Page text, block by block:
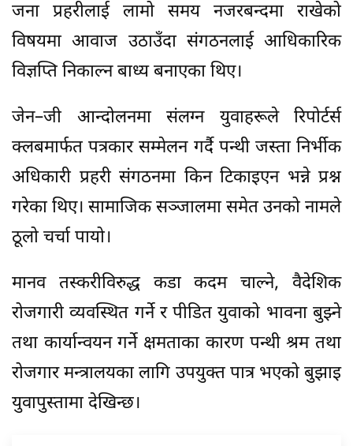
जना प्रहरीलाई लामो समय नजरबन्दमा राखेको
विषयमा आवाज उठाउँदा संगठनलाई आधिकारिक
विज्ञप्ति निकाल्न बाध्य बनाएका थिए।
जेन–जी आन्दोलनमा संलग्न युवाहरूले रिपोर्टर्स
क्लबमार्फत पत्रकार सम्मेलन गर्दै पन्थी जस्ता निर्भीक
अधिकारी प्रहरी संगठनमा किन टिकाइएन भन्ने प्रश्न
गरेका थिए। सामाजिक सञ्जालमा समेत उनको नामले
ठूलो चर्चा पायो।
मानव तस्करीविरुद्ध कडा कदम चाल्ने, वैदेशिक
रोजगारी व्यवस्थित गर्ने र पीडित युवाको भावना बुझ्ने
तथा कार्यान्वयन गर्ने क्षमताका कारण पन्थी श्रम तथा
रोजगार मन्त्रालयका लागि उपयुक्त पात्र भएको बुझाइ
युवापुस्तामा देखिन्छ।